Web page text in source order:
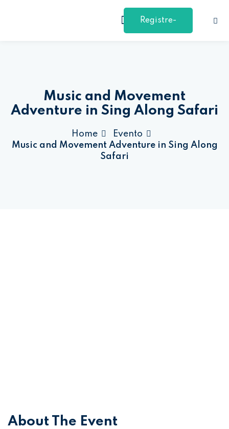
Registre-
Music and Movement
Adventure in Sing Along Safari
Home
Evento
Music and Movement Adventure in Sing Along
Safari
About The Event
Cadastre-se